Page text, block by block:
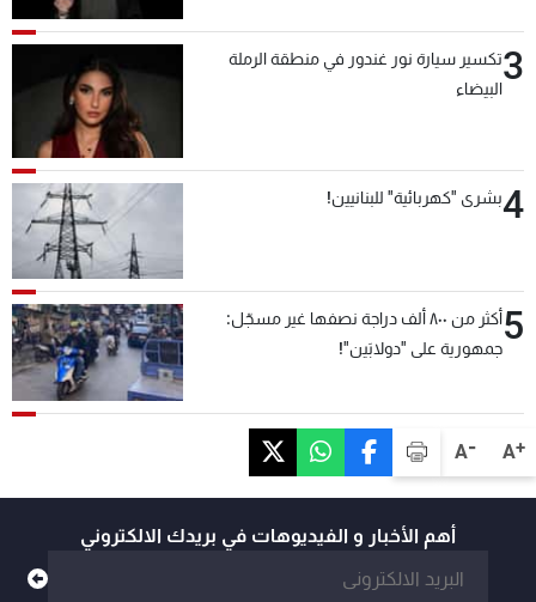
A+
A-
3تكسير سيارة نور غندور في منطقة الرملة
البيضاء
4بشرى "كهربائية" للبنانيين!
5
أكثر من ٨٠٠ ألف دراجة نصفها غير مسجّل:
جمهورية على "دولابَين"!
أهم الأخبار و الفيديوهات في بريدك الالكتروني